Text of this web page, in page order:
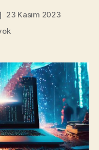
tarihi
23 Kasım 2023
Kod
Araçlar
ve
Yazılımcının
Kaderi